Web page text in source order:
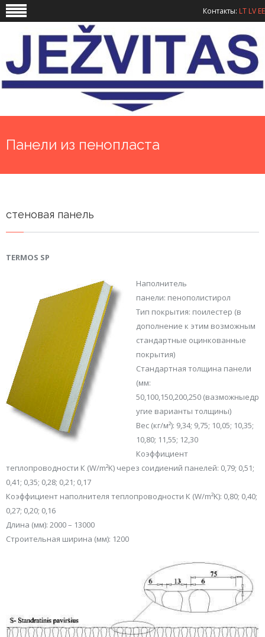
Контакты: LT LV EE
Панели из пенопласта
стеновая панель
TERMOS SP
Наполнитель
панели: пенополистирол
Тип покрытия: поилестер (в
дополнение к этим возможным
стандартные оцинкованные
покрытия)
Стандартная толщина панели
(мм:
50,100,150,200,250 (вазможныедр
угие варианты толщины)
Вес (кг/м²): 9,34; 9,75; 10,05; 10,35;
10,80; 11,55; 12,30
Коэффициент
теплопроводности К (W/m²K) через соидиений панелей: 0,79; 0,51;
0,41; 0,35; 0,28; 0,21; 0,17
Коэффициент наполнителя теплопроводности К (W/m²K): 0,80; 0,40;
0,27; 0,20; 0,16
Длина (мм): 2000 – 13000
Строительная ширина (мм): 1200